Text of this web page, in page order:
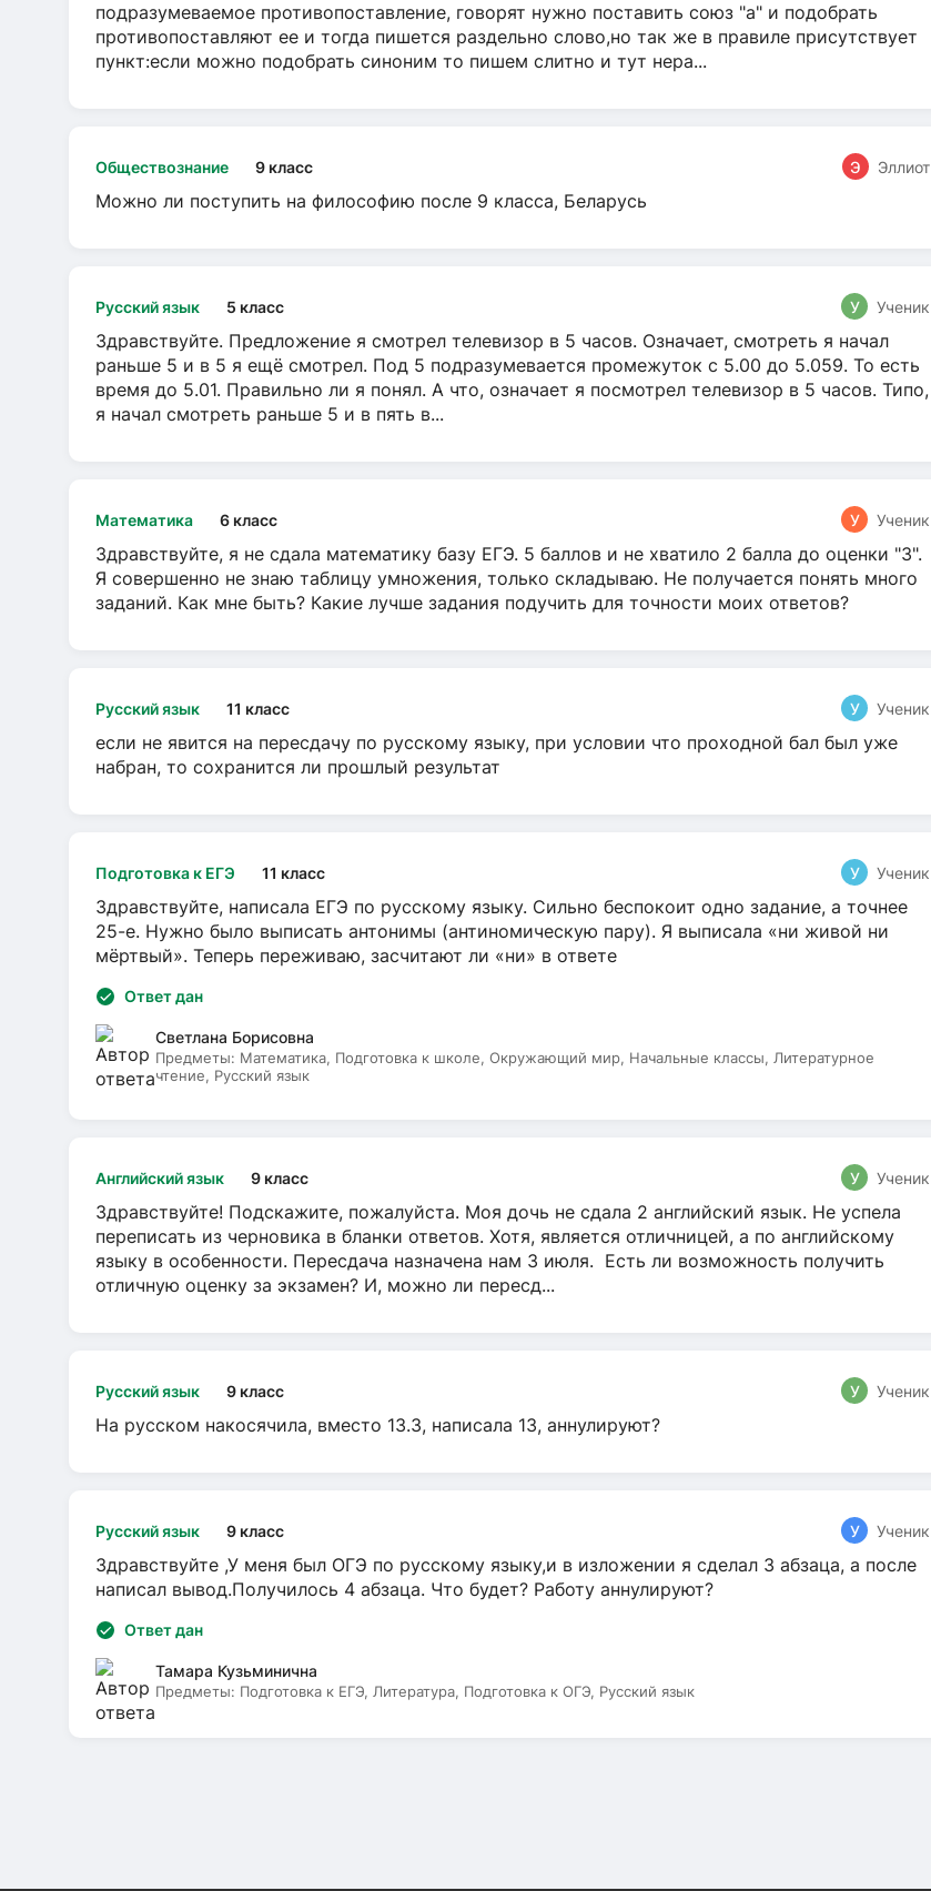
подразумеваемое противопоставление, говорят нужно поставить союз "а" и подобрать
противопоставляют ее и тогда пишется раздельно слово,но так же в правиле присутствует
пункт:если можно подобрать синоним то пишем слитно и тут нера...
Обществознание 9 класс Э Эллиот
Можно ли поступить на философию после 9 класса, Беларусь
Русский язык 5 класс У Ученик
Здравствуйте. Предложение я смотрел телевизор в 5 часов. Означает, смотреть я начал
раньше 5 и в 5 я ещё смотрел. Под 5 подразумевается промежуток с 5.00 до 5.059. То есть
время до 5.01. Правильно ли я понял. А что, означает я посмотрел телевизор в 5 часов. Типо,
я начал смотреть раньше 5 и в пять в...
Математика 6 класс У Ученик
Здравствуйте, я не сдала математику базу ЕГЭ. 5 баллов и не хватило 2 балла до оценки "3".
Я совершенно не знаю таблицу умножения, только складываю. Не получается понять много
заданий. Как мне быть? Какие лучше задания подучить для точности моих ответов?
Русский язык 11 класс У Ученик
если не явится на пересдачу по русскому языку, при условии что проходной бал был уже
набран, то сохранится ли прошлый результат
Подготовка к ЕГЭ 11 класс У Ученик
Здравствуйте, написала ЕГЭ по русскому языку. Сильно беспокоит одно задание, а точнее
25-е. Нужно было выписать антонимы (антиномическую пару). Я выписала «ни живой ни
мёртвый». Теперь переживаю, засчитают ли «ни» в ответе
Ответ дан
Светлана Борисовна
Предметы: Математика, Подготовка к школе, Окружающий мир, Начальные классы, Литературное
чтение, Русский язык
Английский язык 9 класс У Ученик
Здравствуйте! Подскажите, пожалуйста. Моя дочь не сдала 2 английский язык. Не успела
переписать из черновика в бланки ответов. Хотя, является отличницей, а по английскому
языку в особенности. Пересдача назначена нам 3 июля. Есть ли возможность получить
отличную оценку за экзамен? И, можно ли пересд...
Русский язык 9 класс У Ученик
На русском накосячила, вместо 13.3, написала 13, аннулируют?
Русский язык 9 класс У Ученик
Здравствуйте ,У меня был ОГЭ по русскому языку,и в изложении я сделал 3 абзаца, а после
написал вывод.Получилось 4 абзаца. Что будет? Работу аннулируют?
Ответ дан
Тамара Кузьминична
Предметы: Подготовка к ЕГЭ, Литература, Подготовка к ОГЭ, Русский язык